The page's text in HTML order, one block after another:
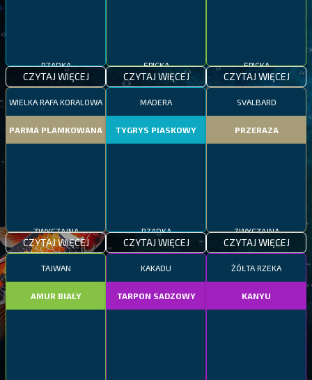
RZADKA
CZYTAJ WIĘCEJ
EPICKA
CZYTAJ WIĘCEJ
EPICKA
CZYTAJ WIĘCEJ
WIELKA RAFA KORALOWA
PARMA PLAMKOWANA
ZWYCZAJNA
CZYTAJ WIĘCEJ
MADERA
TYGRYS PIASKOWY
RZADKA
CZYTAJ WIĘCEJ
SVALBARD
PRZERAZA
ZWYCZAJNA
CZYTAJ WIĘCEJ
TAJWAN
AMUR BIAŁY
KAKADU
TARPON SADZOWY
ŻÓŁTA RZEKA
KANYU